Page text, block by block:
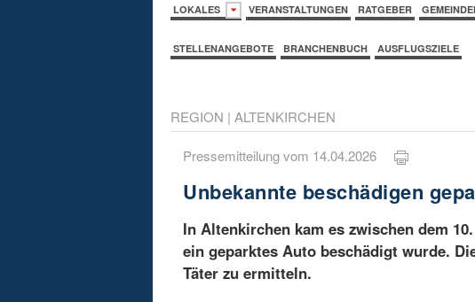
LOKALES VERANSTALTUNGEN RATGEBER
STELLENANGEBOTE BRANCHENBUCH AUSFLUGSZIELE
REGION | ALTENKIRCHEN
Pressemitteilung vom 14.04.2026
Unbekannte beschädigen
In Altenkirchen kam es zwischen dem
ein geparktes Auto beschädigt wurde.
Täter zu ermitteln.